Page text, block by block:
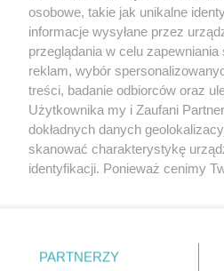
Zapamiętać?
Zaloguj
Zapomniałem hasła
Copyright © 2022 Kurier
osobowe, takie jak unikalne
informacje wysyłane przez
przeglądania w celu
reklam, wybór
treści, badanie odbiorców oraz
Użytkownika my i Zaufani
dokładnych danych
skanować charakterystykę
identyfikacji. Ponieważ cenimy
prywatności znajdujący się w
. Niektóre rodzaje
PARTNERZY